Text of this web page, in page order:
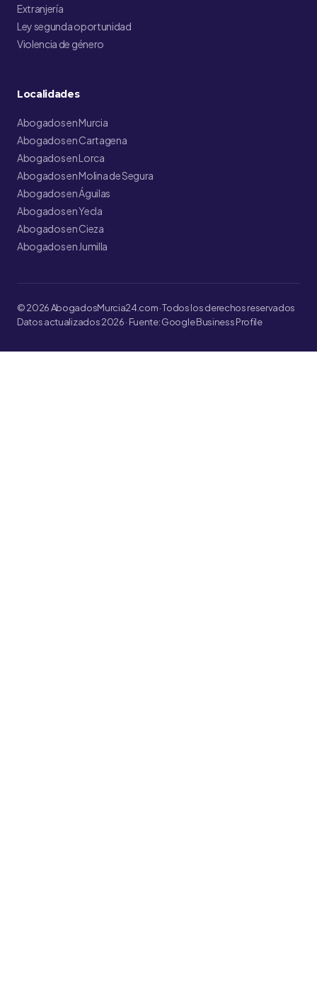
Extranjería
Ley segunda oportunidad
Violencia de género
Localidades
Abogados en Murcia
Abogados en Cartagena
Abogados en Lorca
Abogados en Molina de Segura
Abogados en Águilas
Abogados en Yecla
Abogados en Cieza
Abogados en Jumilla
© 2026 AbogadosMurcia24.com · Todos los derechos reservados
Datos actualizados 2026 · Fuente: Google Business Profile